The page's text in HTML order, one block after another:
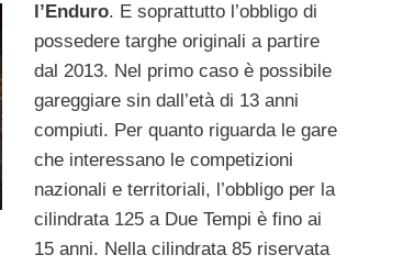
l’Enduro. E soprattutto l’obbligo di
possedere targhe originali a partire
dal 2013. Nel primo caso è possibile
gareggiare sin dall’età di 13 anni
compiuti. Per quanto riguarda le gare
che interessano le competizioni
nazionali e territoriali, l’obbligo per la
cilindrata 125 a Due Tempi è fino ai
15 anni. Nella cilindrata 85 riservata